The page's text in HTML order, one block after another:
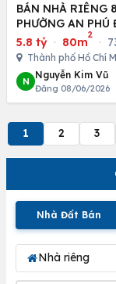
Nhà Đất Bán
Nhà riêng
BÁN NHÀ RIÊNG
PHƯỜNG AN PHÚ
5.8 tỷ · 80m
2
·
Thành phố Hồ Chí
N
Nguyễn Kim Vũ
Đăng 08/06/2026
1 2 3